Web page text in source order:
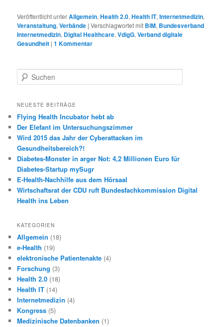
Veröffentlicht unterAllgemein,Health 2.0,Health IT,Internetmedizin,
Veranstaltung,Verbände |Verschlagwortet mit BiM, Bundesverband
Internetmedizin, Digital Healthcare,VdigG,Verband digitale
Gesundheit |1 Kommentar
u
h
n
NEUESTE BEITRÄGE
Flying Health Incubator hebt ab
Der Elefant im Untersuchungszimmer
Wird 2015 das Jahr der Cyberattacken im
Gesundheitsbereich?!
Diabetes-Monster in arger Not: 4,2 Millionen Euro für
Diabetes-Startup mySugr
E-Health-Nachhilfe aus dem Hörsaal
Wirtschaftsrat der CDU ruft Bundesfachkommission Digital
Health ins Leben
KATEGORIEN
Allgemein (18)
e-Health (19)
elektronische Patientenakte (4)
Forschung (3)
Health 2.0 (18)
Health IT (14)
Internetmedizin (4)
Kongress (5)
Medizinische Datenbanken (1)